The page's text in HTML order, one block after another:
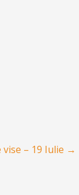
vise – 19 Iulie →